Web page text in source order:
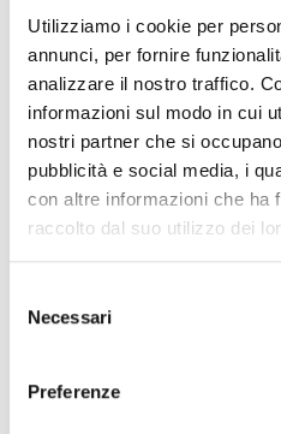
Utilizziamo i cookie per
annunci, per fornire
analizzare il nostro traffico.
informazioni sul modo in cui
nostri partner che si
pubblicità e social media, i
con altre informazioni che ha
raccolto dal suo utilizzo dei
delNecessari
Preferenze
requisiti
di cui al par. 5 del
esistere ufficialmente come
non a scopo di lucro e
riconducibili all’educazione
e/o alla cooperazione
avere una
sede legale e/o
almeno 3 anni
documentazione)
delle entrate/ricavi/
gestionale/economico/
operativa per svolgere con